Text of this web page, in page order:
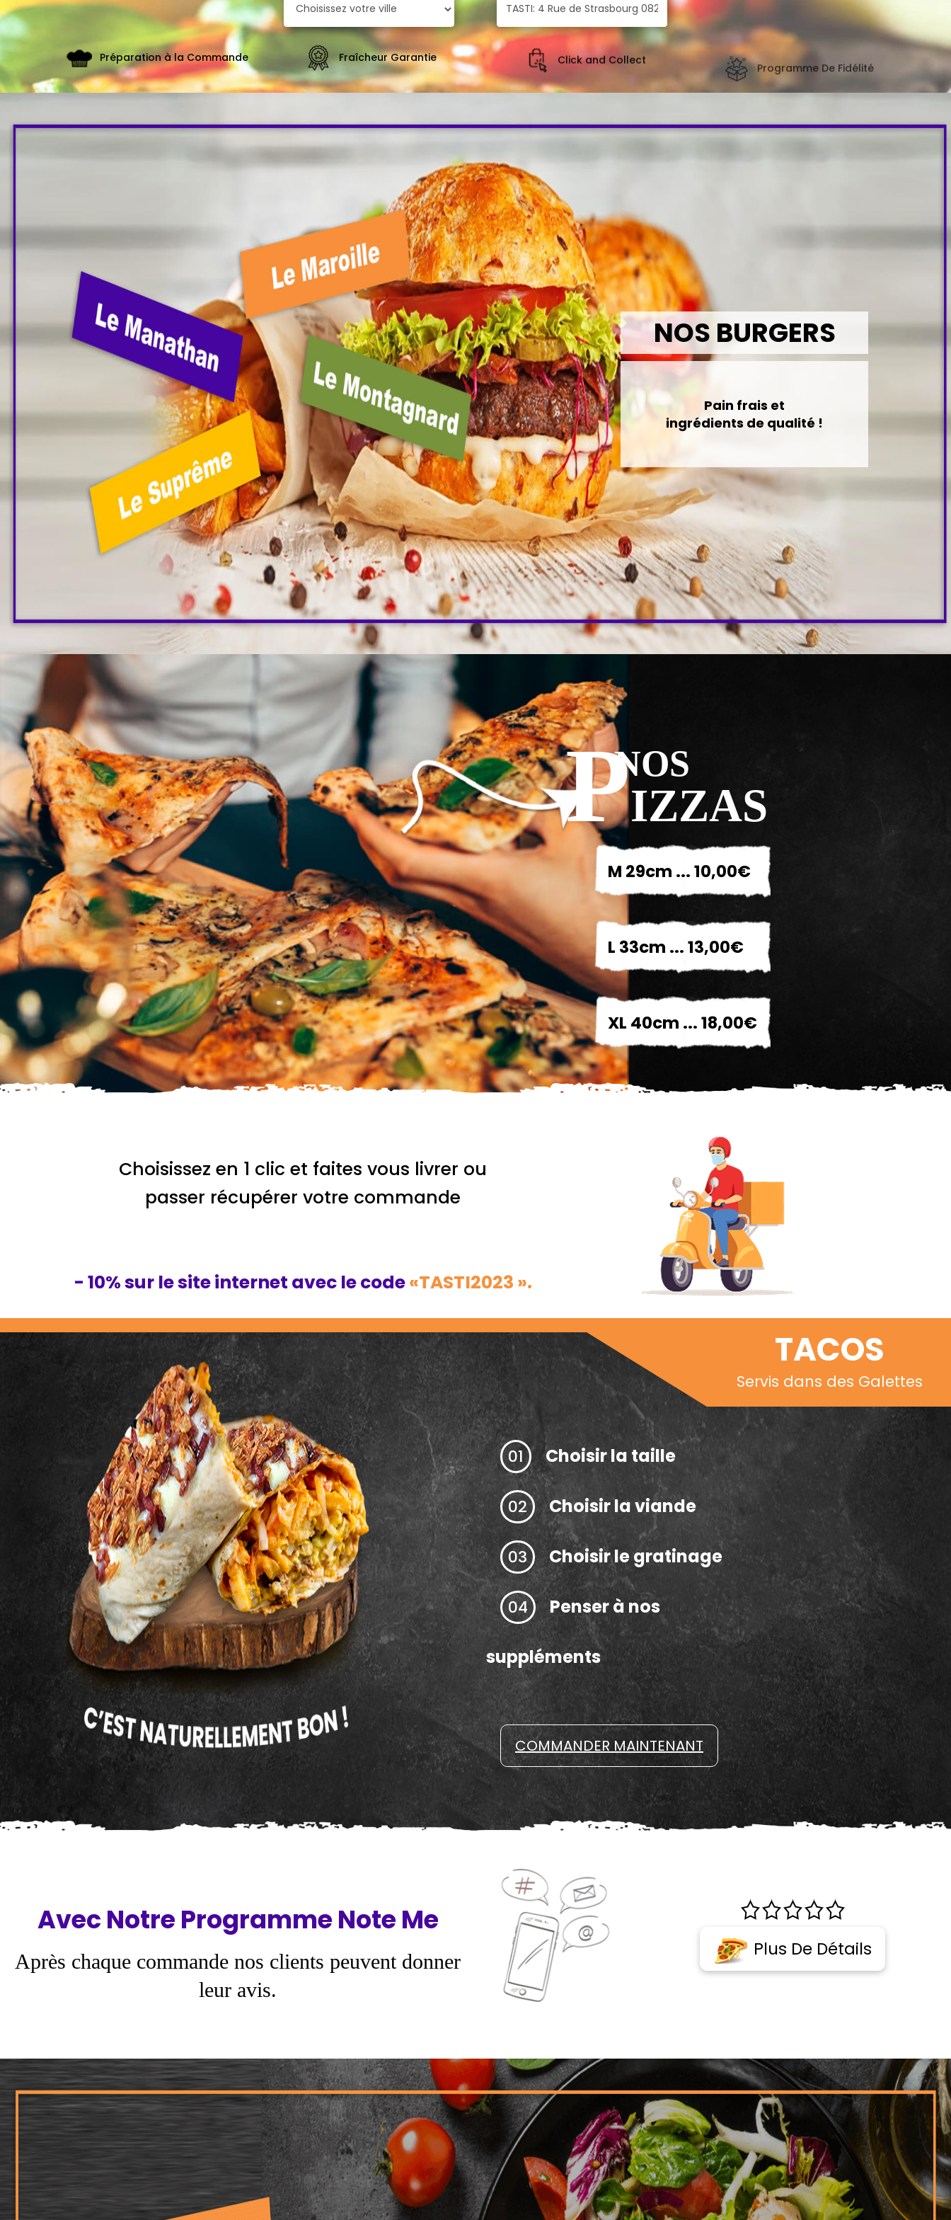
Vos
Avis
Livraison
Préparation à la Commande Fraîcheur Garantie Click and Collect Programme De Fidélité
NOS BURGERS
Pain frais et
ingrédients de qualité !
NOS
PIZZAS
M 29cm ... 10,00€
L 33cm ... 13,00€
XL 40cm ... 18,00€
Choisissez en 1 clic et faites vous livrer ou
passer récupérer votre commande
- 10% sur le site internet avec le code«TASTI2023 ».
TACOS
Servis dans des Galettes
01 Choisir la taille
02 Choisir la viande
03 Choisir le gratinage
04 Penser à nos
suppléments
COMMANDER MAINTENANT
Avec Notre Programme Note Me
Après chaque commande nos clients peuvent donner
leur avis.
Plus De Détails